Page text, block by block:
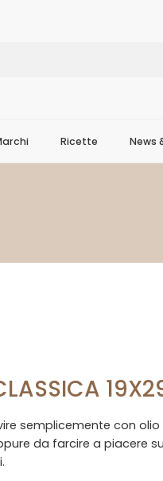
Ricette News
semplicemente con olio
da farcire a piacere